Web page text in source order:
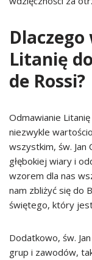
Litanię
de Rossi?
Odmawianie
niezwykle
wszystkim, św. Jan
głębokiej wiary i
wzorem dla nas
nam zbliżyć się do
świętego, który
Dodatkowo, św.
grup i zawodów,